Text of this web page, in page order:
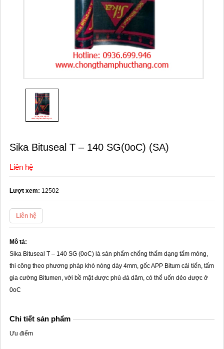
Sika Bituseal T – 140 SG(0oC) (SA)
Liên hệ
Lượt xem: 12502
Liên hệ
Mô tả:
Sika Bituseal T – 140 SG (0oC) là sản phẩm chống thấm dạng tấm mỏng,
thi công theo phương pháp khò nóng dày 4mm, gốc APP Bitum cải tiến, tấm
gia cường Bitumen, với bề mặt được phủ đá dăm, có thể uốn dẻo được ở
0oC
Chi tiết sản phẩm
Ưu điểm